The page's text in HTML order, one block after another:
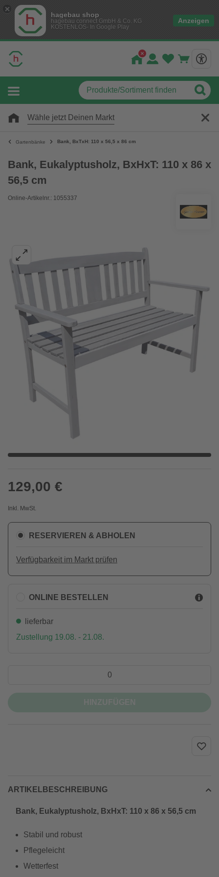
hagebau shop
hagebau connect GmbH & Co. KG
KOSTENLOS- In Google Play
Anzeigen
Wähle jetzt Deinen Markt
Gartenbänke Bank, BxTxH: 110 x 56,5 x 86 cm
Bank, Eukalyptusholz, BxHxT: 110 x 86 x
56,5 cm
Online-Artikelnr.: 1055337
129,00 €
Inkl. MwSt.
RESERVIEREN & ABHOLEN
Verfügbarkeit im Markt prüfen
ONLINE BESTELLEN
lieferbar
Zustellung 19.08. - 21.08.
ARTIKELBESCHREIBUNG
Bank, Eukalyptusholz, BxHxT: 110 x 86 x 56,5 cm
Stabil und robust
Pflegeleicht
Wetterfest